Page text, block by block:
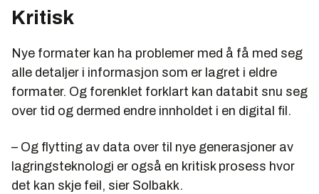
Kritisk
Nye formater kan ha problemer med å få med seg
alle detaljer i informasjon som er lagret i eldre
formater. Og forenklet forklart kan databit snu seg
over tid og dermed endre innholdet i en digital fil.
– Og flytting av data over til nye generasjoner av
lagringsteknologi er også en kritisk prosess hvor
det kan skje feil, sier Solbakk.